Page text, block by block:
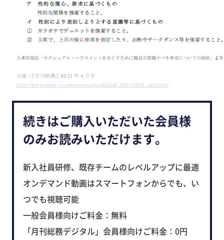
続きはご購入いただいた会員様
のみお読みいただけます。
新入社員研修、既存チームのレベルアップに最適
オンデマンド動画はスマートフォンからでも、い
つでも視聴可能
一般会員様向けご料金：無料
「月刊総務デジタル」会員様向けご料金：0円